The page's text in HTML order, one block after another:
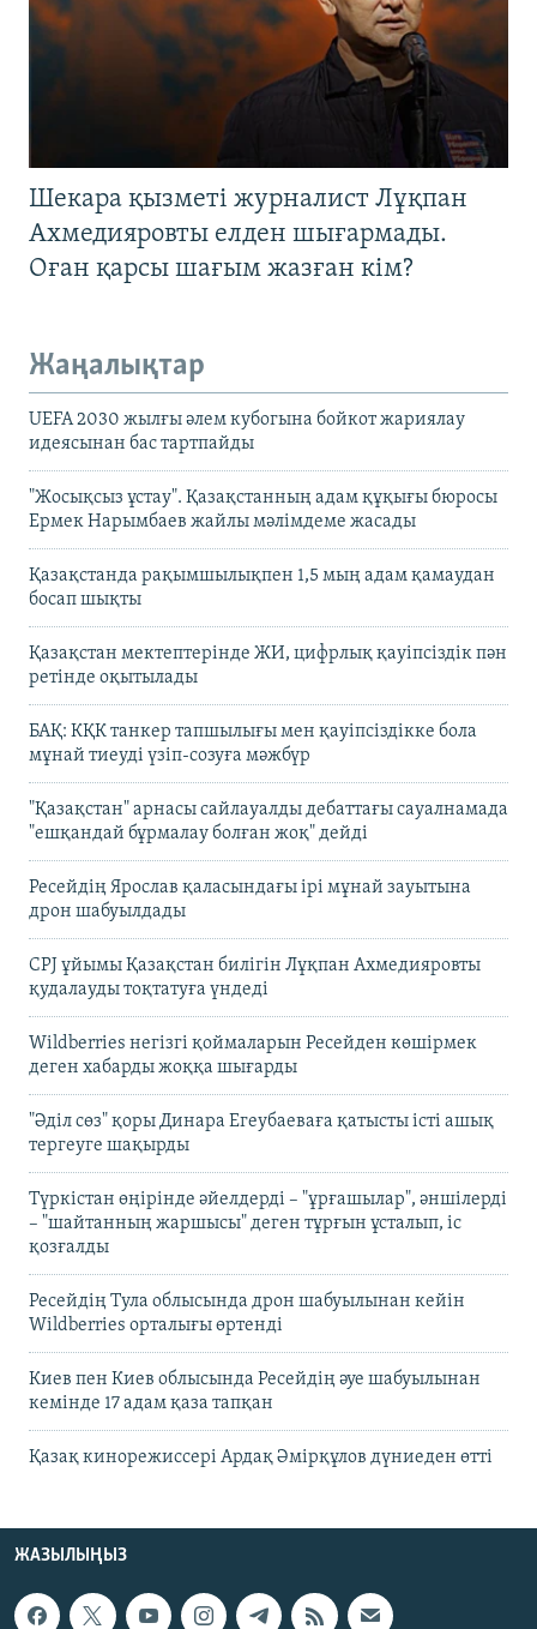
Шекара қызметі журналист Лұқпан
Ахмедияровты елден шығармады.
Оған қарсы шағым жазған кім?
Жаңалықтар
UEFA 2030 жылғы әлем кубогына бойкот жариялау
идеясынан бас тартпайды
"Жосықсыз ұстау". Қазақстанның адам құқығы бюросы
Ермек Нарымбаев жайлы мәлімдеме жасады
Қазақстанда рақымшылықпен 1,5 мың адам қамаудан
босап шықты
Қазақстан мектептерінде ЖИ, цифрлық қауіпсіздік пән
ретінде оқытылады
БАҚ: КҚК танкер тапшылығы мен қауіпсіздікке бола
мұнай тиеуді үзіп-созуға мәжбүр
"Қазақстан" арнасы сайлауалды дебаттағы сауалнамада
"ешқандай бұрмалау болған жоқ" дейді
Ресейдің Ярослав қаласындағы ірі мұнай зауытына
дрон шабуылдады
CPJ ұйымы Қазақстан билігін Лұқпан Ахмедияровты
қудалауды тоқтатуға үндеді
Wildberries негізгі қоймаларын Ресейден көшірмек
деген хабарды жоққа шығарды
"Әділ сөз" қоры Динара Егеубаеваға қатысты істі ашық
тергеуге шақырды
Түркістан өңірінде әйелдерді – "ұрғашылар", әншілерді
– "шайтанның жаршысы" деген тұрғын ұсталып, іс
қозғалды
Ресейдің Тула облысында дрон шабуылынан кейін
Wildberries орталығы өртенді
Киев пен Киев облысында Ресейдің әуе шабуылынан
кемінде 17 адам қаза тапқан
Қазақ кинорежиссері Ардақ Әмірқұлов дүниеден өтті
ЖАЗЫЛЫҢЫЗ